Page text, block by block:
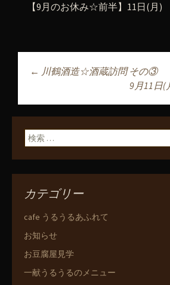
【9月のお休み☆前半】11日(月)
投稿ナビゲ
ン
← 川鶴酒造☆酒蔵訪問 その③
9月11日
検索:
カテゴリー
cafe うるうるあふれて
お知らせ
お豆腐屋見学
一献うるうるのメニュー